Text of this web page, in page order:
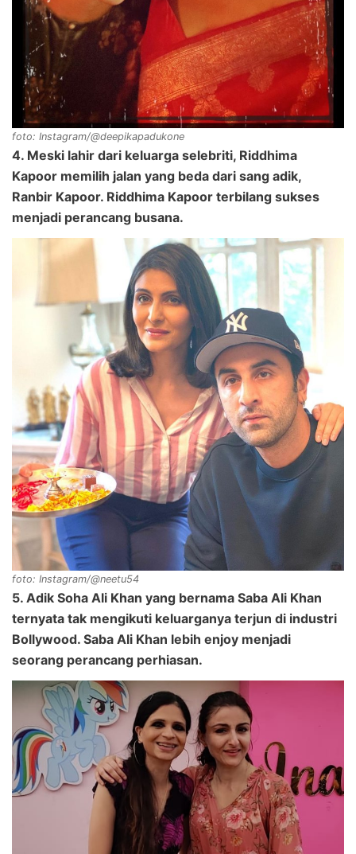
foto: Instagram/@deepikapadukone
4. Meski lahir dari keluarga selebriti, Riddhima
Kapoor memilih jalan yang beda dari sang adik,
Ranbir Kapoor. Riddhima Kapoor terbilang sukses
menjadi perancang busana.
foto: Instagram/@neetu54
5. Adik Soha Ali Khan yang bernama Saba Ali Khan
ternyata tak mengikuti keluarganya terjun di industri
Bollywood. Saba Ali Khan lebih enjoy menjadi
seorang perancang perhiasan.